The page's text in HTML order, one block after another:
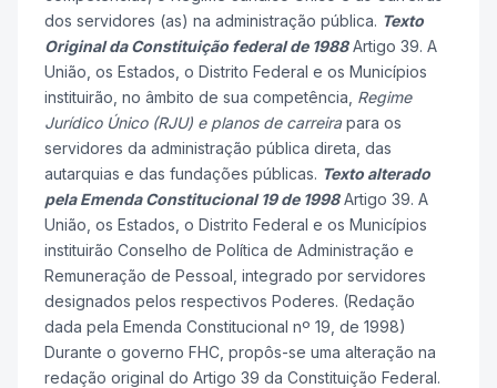
dos servidores (as) na administração pública. Texto
Original da Constituição federal de 1988Artigo 39. A
União, os Estados, o Distrito Federal e os Municípios
instituirão, no âmbito de sua competência, Regime
Jurídico Único (RJU) e planos de carreira para os
servidores da administração pública direta, das
autarquias e das fundações públicas. Texto alterado
pela Emenda Constitucional 19 de 1998Artigo 39. A
União, os Estados, o Distrito Federal e os Municípios
instituirão Conselho de Política de Administração e
Remuneração de Pessoal, integrado por servidores
designados pelos respectivos Poderes. (Redação
dada pela Emenda Constitucional nº 19, de 1998)
Durante o governo FHC, propôs-se uma alteração na
redação original do Artigo 39 da Constituição Federal.